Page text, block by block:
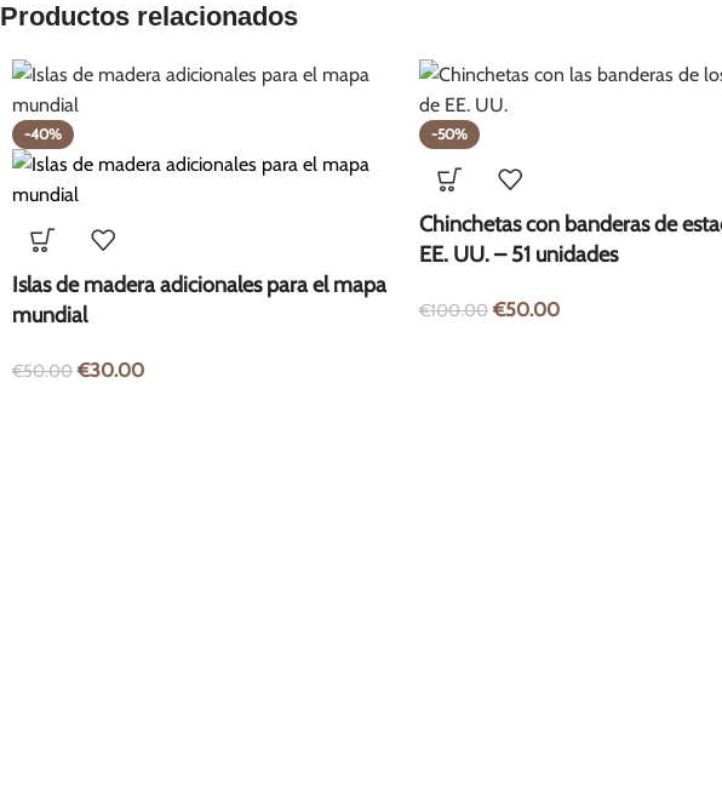
Productos relacionados
-40%
Islas de madera adicionales para el mapa
mundial
€50.00 €30.00
-50%
Chinchetas con banderas de
EE. UU. – 51 unidades
€100.00 €50.00